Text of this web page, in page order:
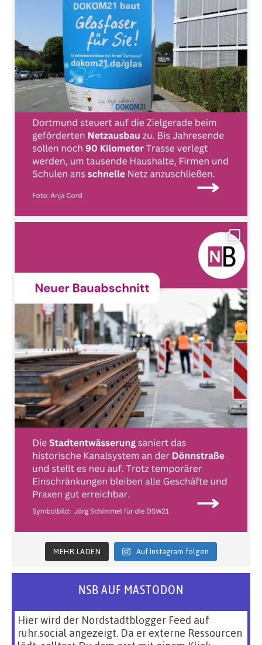
MEHR LADEN Auf Instagram folgen
NSB AUF MASTODON
Hier wird der Nordstadtblogger Feed auf
ruhr.social angezeigt. Da er externe Ressourcen